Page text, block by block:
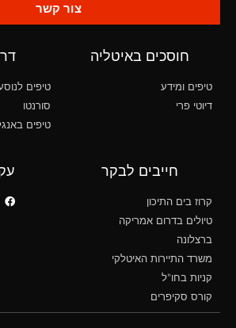
צור קשר
חוסכים באיטליה
טיפים ומידע
דיוטי פרי
טיפים
סורנטו
טיפים
חייבים לבקר
קרוז בים התיכון
טיולים בדרום אמריקה
ברצלונה
משרד התיירות האיטלקי
קניות בחו"ל
קורס סקיפרים